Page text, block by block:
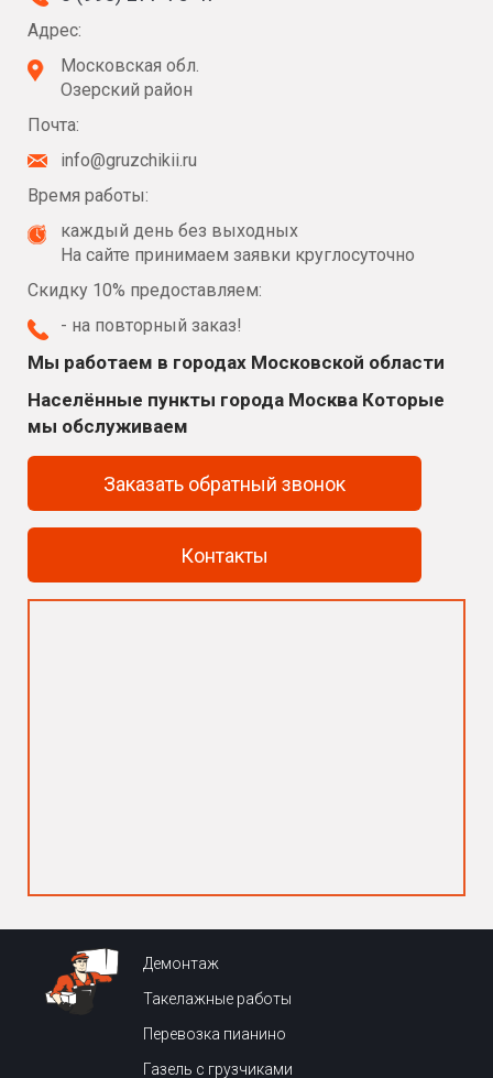
Адрес:
Московская обл.
Озерский район
Почта:
info@gruzchikii.ru
Время работы:
каждый день без выходных
На сайте принимаем заявки круглосуточно
Скидку 10% предоставляем:
- на повторный заказ!
Мы работаем в городах Московской области
Населённые пункты города Москва Которые
мы обслуживаем
Заказать обратный звонок
Контакты
Демонтаж
Такелажные работы
Перевозка пианино
Газель с грузчиками